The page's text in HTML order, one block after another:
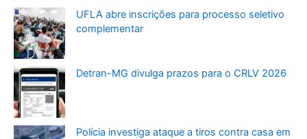
UFLA abre inscrições para processo seletivo
complementar
Detran-MG divulga prazos para o CRLV 2026
Polícia investiga ataque a tiros contra casa em